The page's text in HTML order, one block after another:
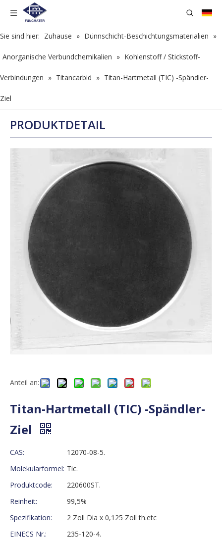
Sie sind hier: Zuhause » Dünnschicht-Beschichtungsmaterialien »
Anorganische Verbundchemikalien » Kohlenstoff / Stickstoff-
Verbindungen » Titancarbid » Titan-Hartmetall (TIC) -Spändler-
Ziel
PRODUKTDETAIL
Anteil an:
Titan-Hartmetall (TIC) -Spändler-
Ziel
CAS:
12070-08-5.
Molekularformel: Tic.
Produktcode:
220600ST.
Reinheit:
99,5%
Spezifikation:
2 Zoll Dia x 0,125 Zoll th.etc
EINECS Nr.:
235-120-4.